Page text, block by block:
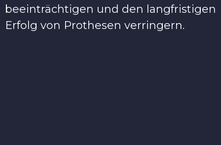
beeinträchtigen und den langfristigen
Erfolg von Prothesen verringern.